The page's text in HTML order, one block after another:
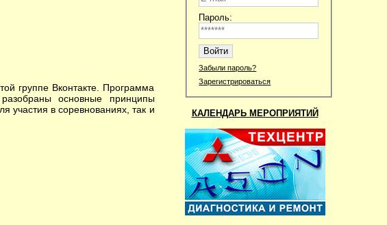
Пароль:
Забыли пароль?
Зарегистрироваться
КАЛЕНДАРЬ МЕРОПРИЯТИЙ
группе Вконтакте. Программа
основные принципы
участия в соревнованиях, так и